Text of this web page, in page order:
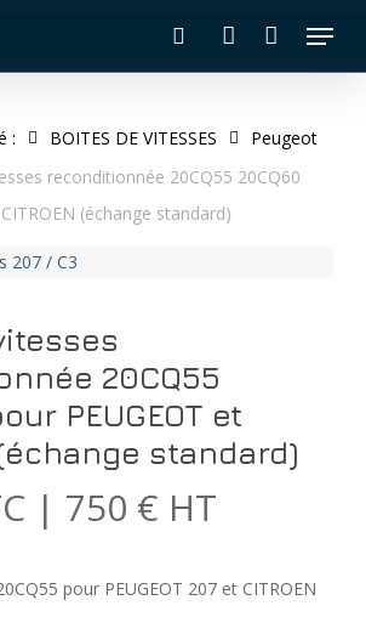
Menu
: BOITES DE VITESSES
Peugeot
reconditionnée 20CQ55 20CQ60
(échange standard)
20CQ55
PEUGEOT et
(échange standard)
| 750 € HT
pour PEUGEOT 207 et CITROEN